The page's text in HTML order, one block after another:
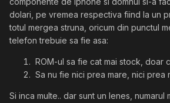
dolari, pe vremea respectiva fiind la un
totul mergea struna, oricum din punctul
telefon trebuie sa fie asa:
ROM-ul sa fie cat mai stock, doar
Sa nu fie nici prea mare, nici prea
Si inca multe.. dar sunt un lenes, numarul